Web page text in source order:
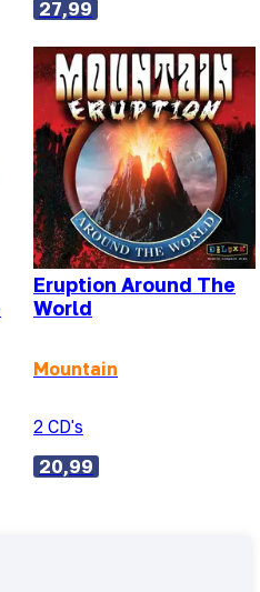
27,99
Eruption Around The
World
Mountain
2 CD's
20,99